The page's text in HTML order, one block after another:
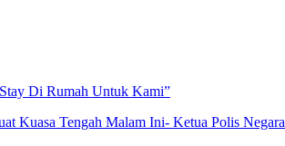
Di Rumah Untuk Kami”
Kuasa Tengah Malam Ini- Ketua Polis Negara